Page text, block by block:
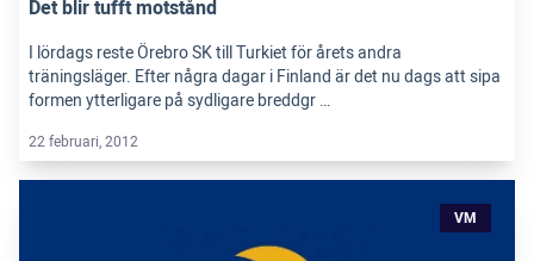
Det blir tufft motstånd
I lördags reste Örebro SK till Turkiet för årets andra
träningsläger. Efter några dagar i Finland är det nu dags att sipa
formen ytterligare på sydligare breddgr …
22 februari, 2012
VM